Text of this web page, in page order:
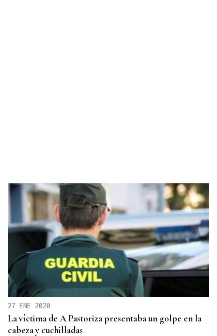
27 ENE 2020
La víctima de A Pastoriza presentaba un golpe en la
cabeza y cuchilladas